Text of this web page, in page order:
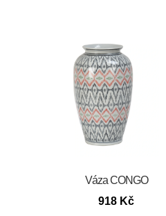
Váza CONGO
918 Kč